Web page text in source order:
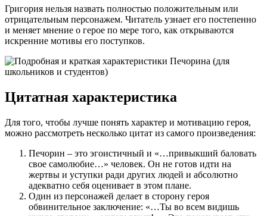
Григория нельзя назвать полностью положительным или
отрицательным персонажем. Читатель узнает его постепенно
и меняет мнение о герое по мере того, как открываются
искренние мотивы его поступков.
Цитатная характеристика
Для того, чтобы лучше понять характер и мотивацию героя,
можно рассмотреть несколько цитат из самого произведения:
Печорин – это эгоистичный и «…привыкший баловать
свое самолюбие…» человек. Он не готов идти на
жертвы и уступки ради других людей и абсолютно
адекватно себя оценивает в этом плане.
Один из персонажей делает в сторону героя
обвинительное заключение: «…Ты во всем видишь